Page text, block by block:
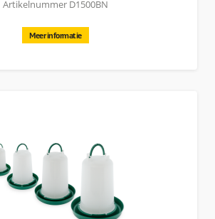
set is apart verkrijgbaar.
Artikelnummer D1500BN
Meer informatie